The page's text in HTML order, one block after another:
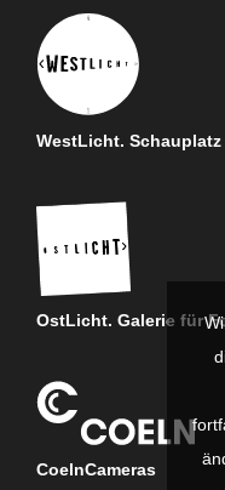
WestLicht.
OstLicht. Galerie für
CoelnCameras